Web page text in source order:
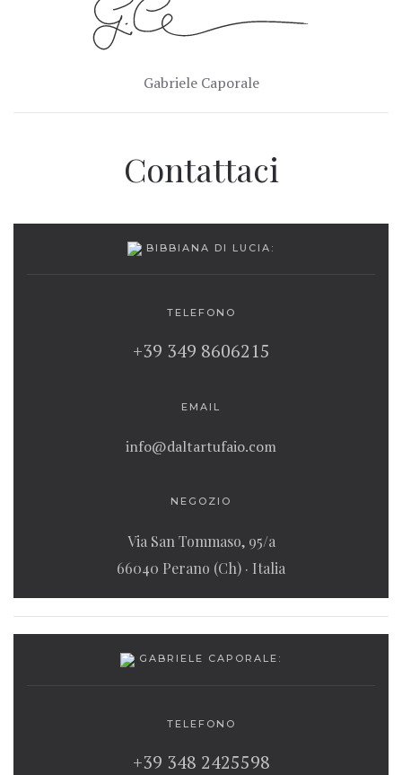
Gabriele Caporale
Contattaci
BIBBIANA DI LUCIA:
TELEFONO
+39 349 8606215
EMAIL
info@daltartufaio.com
NEGOZIO
Via San Tommaso, 95/a
66040 Perano (Ch) · Italia
GABRIELE CAPORALE:
TELEFONO
‭+39 348 2425598‬